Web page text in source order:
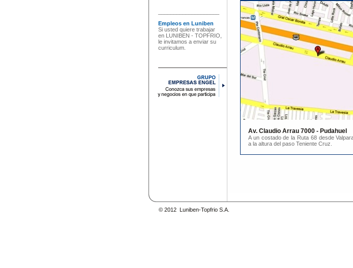
Empleos en Luniben
Si usted quiere trabajar
en LUNIBEN - TOPFRIO,
le invitamos a enviar su
curriculum.
Av. Claudio Arrau 7000 - Pudahuel
A un costado de la Ruta 68 desde
a la altura del paso Teniente Cruz.
© 2012 Luniben-Topfrio S.A.